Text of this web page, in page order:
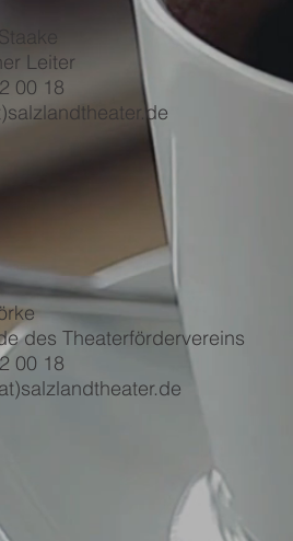
Leiter
00 18
des Theaterfördervereins
00 18